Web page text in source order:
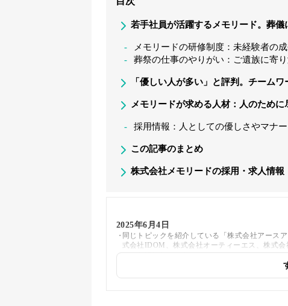
若手社員が活躍するメモリード。葬儀
メモリードの研修制度：未経験者の
葬祭の仕事のやりがい：ご遺族に寄
「優しい人が多い」と評判。チーム
メモリードが求める人材：人のために
採用情報：人としての優しさやマナ
この記事のまとめ
株式会社メモリードの採用・求人情報
2025年6月4日
同じトピックを紹介している「株式会社アース
式会社IDOM、株式会社オーティーエス、株式
ンクを追加しました